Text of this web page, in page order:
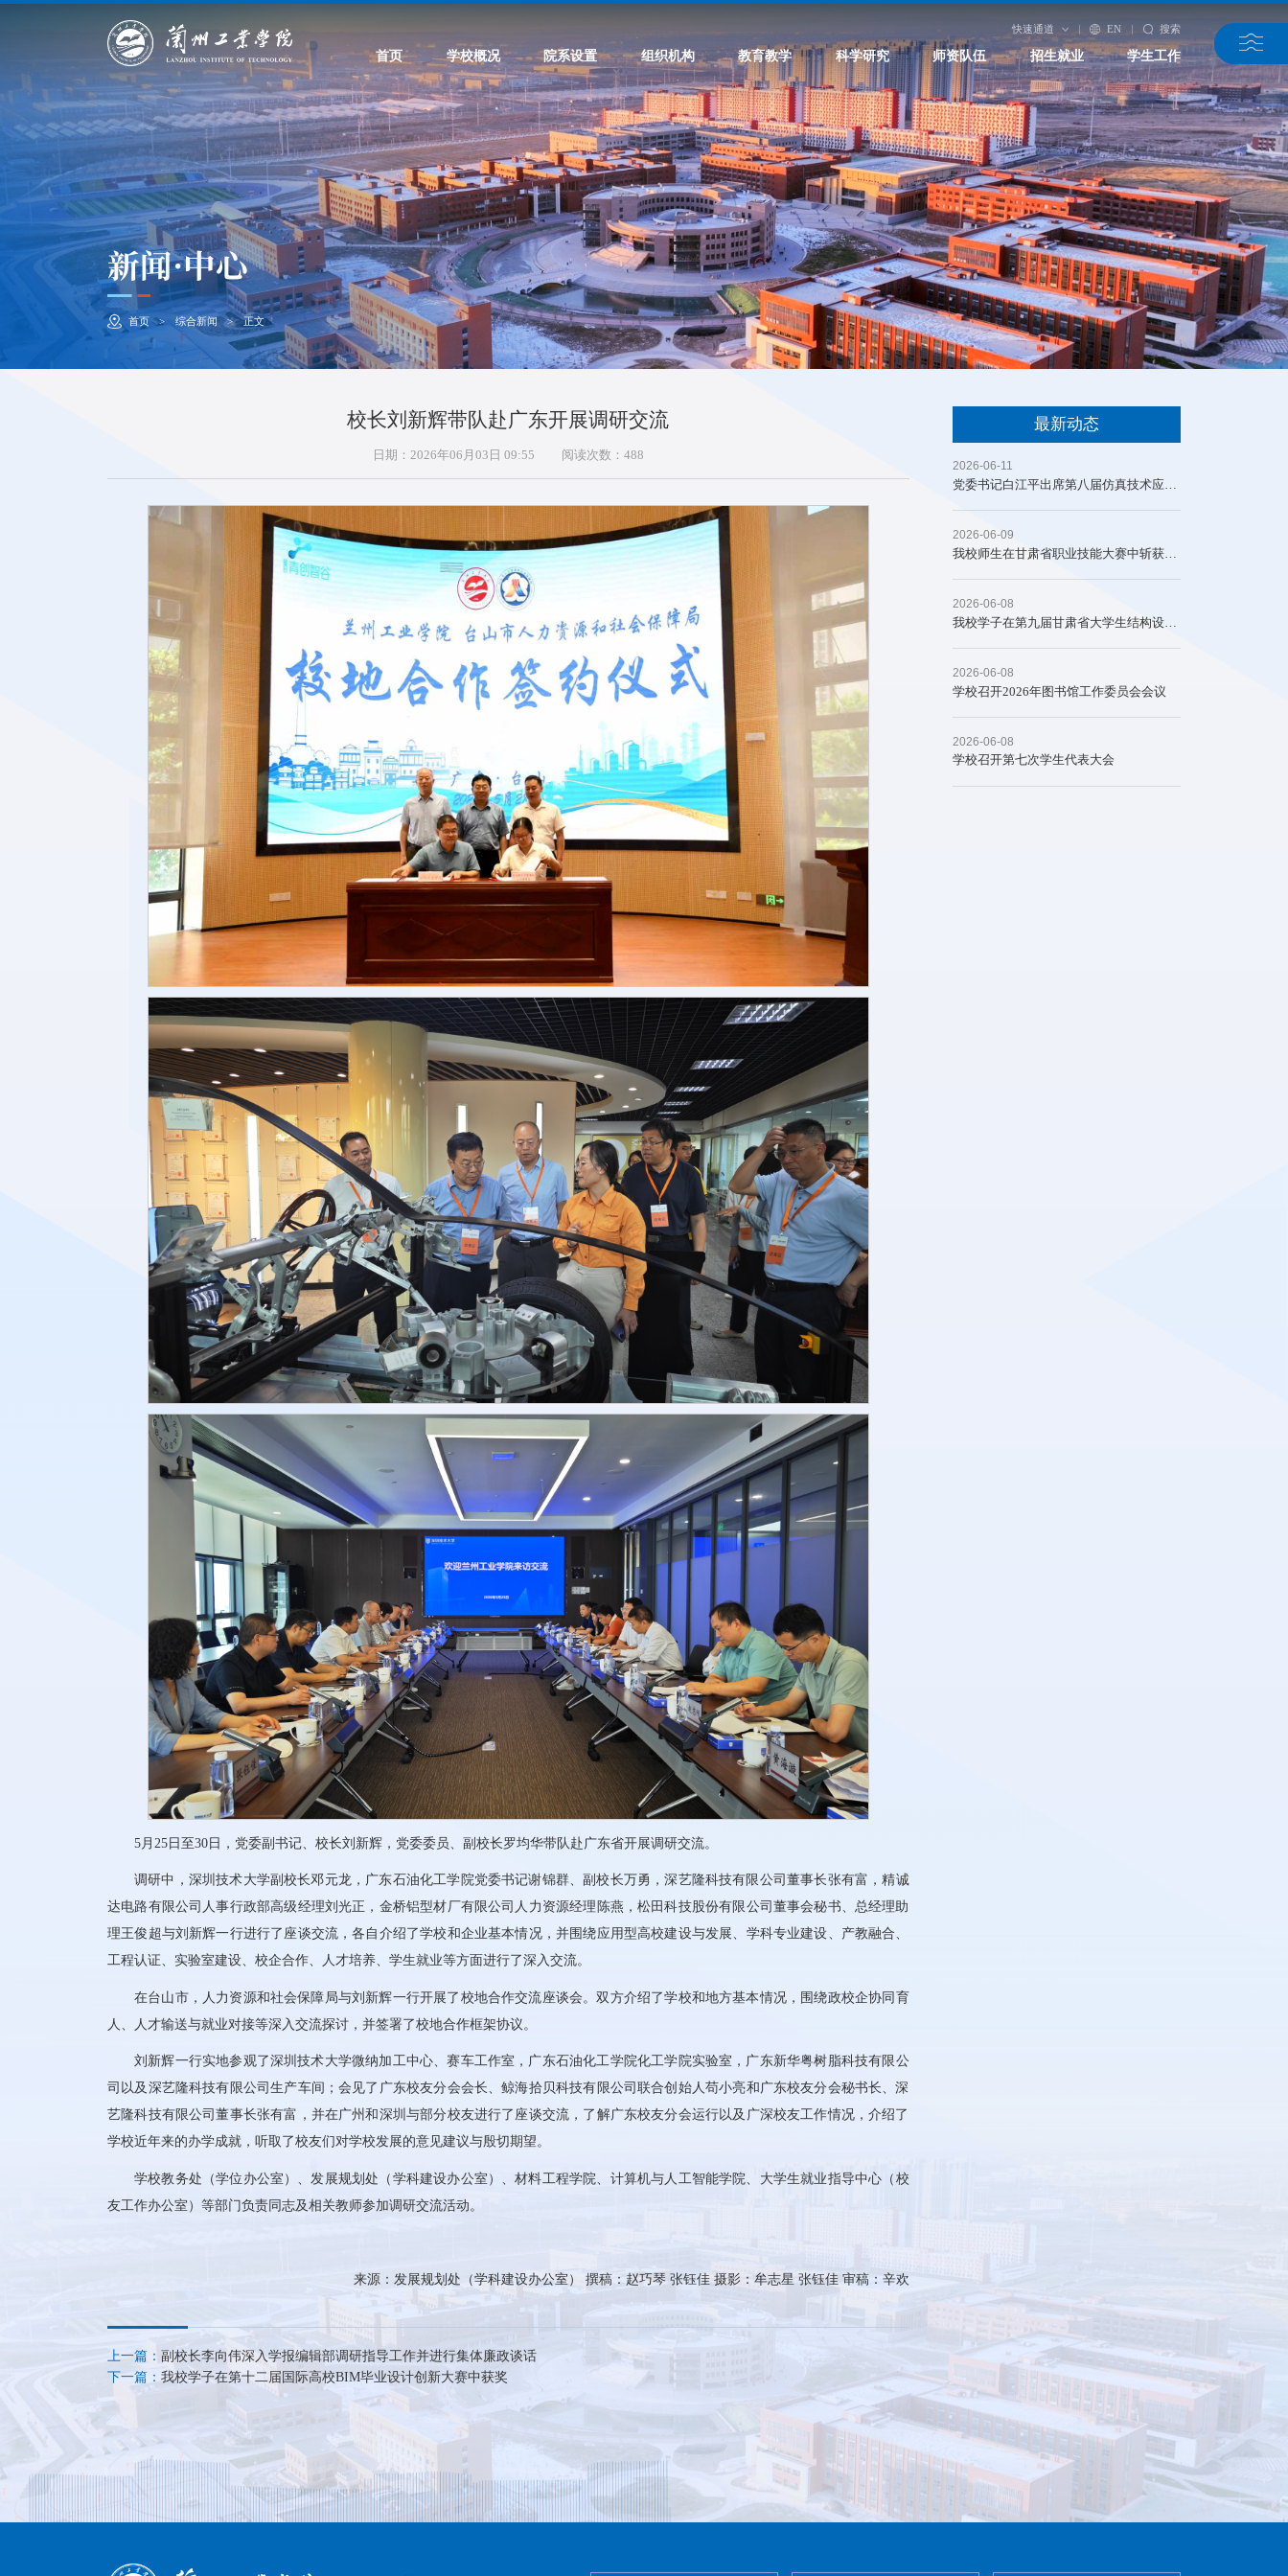
快速通道 EN 搜索
首页 学校概况 院系设置 组织机构 教育教学 科学研究 师资队伍 招生就业 学生工作
新闻·中心
首页 > 综合新闻 > 正文
校长刘新辉带队赴广东开展调研交流
日期：2026年06月03日 09:55 阅读次数： 488
5月25日至30日，党委副书记、校长刘新辉，党委委员、副校长罗均华带队赴广东省开展调研交流。
调研中，深圳技术大学副校长邓元龙，广东石油化工学院党委书记谢锦群、副校长万勇，深艺隆科技有限公司董事长张有富，精诚
达电路有限公司人事行政部高级经理刘光正，金桥铝型材厂有限公司人力资源经理陈燕，松田科技股份有限公司董事会秘书、总经理助
理王俊超与刘新辉一行进行了座谈交流，各自介绍了学校和企业基本情况，并围绕应用型高校建设与发展、学科专业建设、产教融合、
工程认证、实验室建设、校企合作、人才培养、学生就业等方面进行了深入交流。
在台山市，人力资源和社会保障局与刘新辉一行开展了校地合作交流座谈会。双方介绍了学校和地方基本情况，围绕政校企协同育
人、人才输送与就业对接等深入交流探讨，并签署了校地合作框架协议。
刘新辉一行实地参观了深圳技术大学微纳加工中心、赛车工作室，广东石油化工学院化工学院实验室，广东新华粤树脂科技有限公
司以及深艺隆科技有限公司生产车间；会见了广东校友分会会长、鲸海拾贝科技有限公司联合创始人苟小亮和广东校友分会秘书长、深
艺隆科技有限公司董事长张有富，并在广州和深圳与部分校友进行了座谈交流，了解广东校友分会运行以及广深校友工作情况，介绍了
学校近年来的办学成就，听取了校友们对学校发展的意见建议与殷切期望。
学校教务处（学位办公室）、发展规划处（学科建设办公室）、材料工程学院、计算机与人工智能学院、大学生就业指导中心（校
友工作办公室）等部门负责同志及相关教师参加调研交流活动。
来源：发展规划处（学科建设办公室） 撰稿：赵巧琴 张钰佳 摄影：牟志星 张钰佳 审稿：辛欢
上一篇： 副校长李向伟深入学报编辑部调研指导工作并进行集体廉政谈话
下一篇： 我校学子在第十二届国际高校BIM毕业设计创新大赛中获奖
最新动态
2026-06-11
党委书记白江平出席第八届仿真技术应用大会并开展系列调研
2026-06-09
2026-06-08
2026-06-08
学校召开2026年图书馆工作委员会会议
2026-06-08
学校召开第七次学生代表大会